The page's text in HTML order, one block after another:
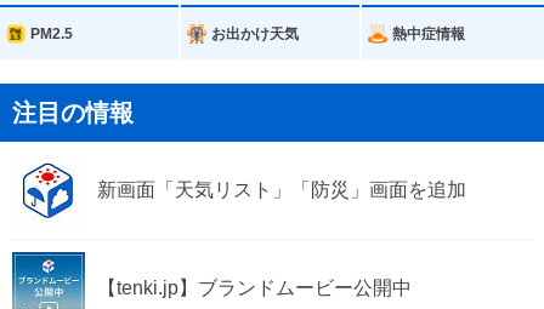
朝日町 川越町
多気町 明和町
PM2.5 お出かけ天気 熱中症情報
注目の情報
新画面「天気リスト」「防災」画面を追加
【tenki.jp】ブランドムービー公開中